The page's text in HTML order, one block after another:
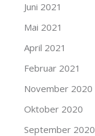
Juni 2021
Mai 2021
April 2021
Februar 2021
November 2020
Oktober 2020
September 2020